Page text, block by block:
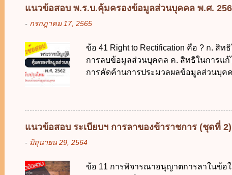
2562 ออกโดยอาศัยกฎหมายแม่บทใด ก
2561 ข. พระราชบัญญัติวินัยการเงินการ
เงินคงคลัง พ.ศ. 2491 ง. ระเบียบกระทรว
ราชการผู้เบิกในส่วนภูมิภาคมีอำนาจเก็บ
สำรองจ่ายได้แห่งละไม่เกินเท่าใร ก.
10,000 บาท ข้อ 4 ดอกเบี้ยที่เกิดจากการ
แนวข้อสอบ พ.ร.บ.คุ้มครองข้อมูลส่วนบุคคล พ.ศ.
- กรกฎาคม 17, 2565
ข้อ 41 Right to Rectification คือ ? ก. สิ
การลบข้อมูลส่วนบุคคล ค. สิทธิในการแ
การคัดค้านการประมวลผลข้อมูลส่วนบุค
ให้เกิดความเข้าใจผิด ง. ถูกทุกข้อ ข้อ
บุคคล ในกรณีผู้ควบคุมข้อมูลส่วนบุคคลไ
ต้อง ก. ร้องทุกข์ ข. ร้องเรียน ค. อุทธรณ์
ในการลบข้อมูลส่วนบุคคล คือข้อใด ก.
ข้อมูลส่วนบุคคล ข. ขอให้ทำลายข้อมูลส่
ข้อใดไม่เกี่ยวข้อง ก. ข้อมูลหมดความจำ
แนวข้อสอบ ระเบียบฯ การลาของข้าราชการ (ชุดที่ 2)
- มิถุนายน 29, 2564
ข้อ 11 การพิจารณาอนุญาตการลาในข้อ